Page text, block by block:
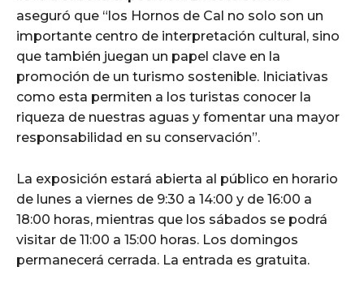
aseguró que “los Hornos de Cal no solo son un
importante centro de interpretación cultural, sino
que también juegan un papel clave en la
promoción de un turismo sostenible. Iniciativas
como esta permiten a los turistas conocer la
riqueza de nuestras aguas y fomentar una mayor
responsabilidad en su conservación”.
La exposición estará abierta al público en horario
de lunes a viernes de 9:30 a 14:00 y de 16:00 a
18:00 horas, mientras que los sábados se podrá
visitar de 11:00 a 15:00 horas. Los domingos
permanecerá cerrada. La entrada es gratuita.